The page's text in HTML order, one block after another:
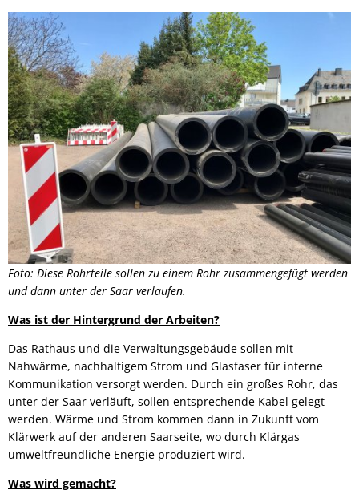
Foto: Diese Rohrteile sollen zu einem Rohr zusammengefügt werden
und dann unter der Saar verlaufen.
Was ist der Hintergrund der Arbeiten?
Das Rathaus und die Verwaltungsgebäude sollen mit
Nahwärme, nachhaltigem Strom und Glasfaser für interne
Kommunikation versorgt werden. Durch ein großes Rohr, das
unter der Saar verläuft, sollen entsprechende Kabel gelegt
werden. Wärme und Strom kommen dann in Zukunft vom
Klärwerk auf der anderen Saarseite, wo durch Klärgas
umweltfreundliche Energie produziert wird.
Was wird gemacht?